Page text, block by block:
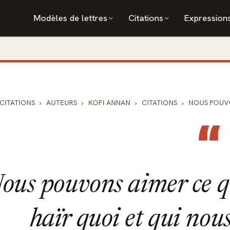
Modèles de lettres Citations
CITATIONS AUTEURS KOFI ANNAN CITATIONS NOUS
“
pouvons aimer ce
haïr quoi et qui